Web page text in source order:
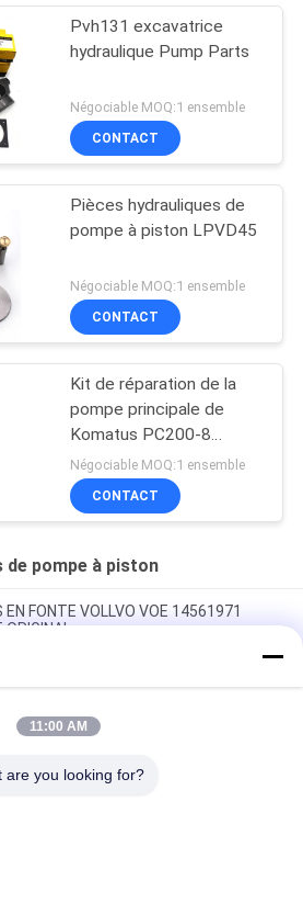
Pvh131 excavatrice
hydraulique Pump Parts
Négociable MOQ:1 ensemble
CONTACT
Pièces hydrauliques de
pompe à piston LPVD45
Négociable MOQ:1 ensemble
CONTACT
Kit de réparation de la
pompe principale de
Komatus PC200-8
Pompes hydrauliques
Négociable MOQ:1 ensemble
CONTACT
de pompe à piston
EN FONTE VOLLVO VOE 14561971
FONTE VOLLVO VOE 14537295
fonte VOLLVO VOE 14782798 pour le
11:00 AM
are you looking for?